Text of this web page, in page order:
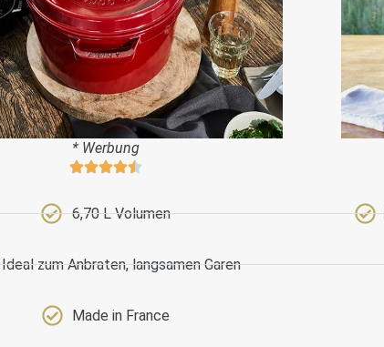
* Werbung
6,70 L Volumen
Ideal zum Anbraten, langsamen Garen
Made in France